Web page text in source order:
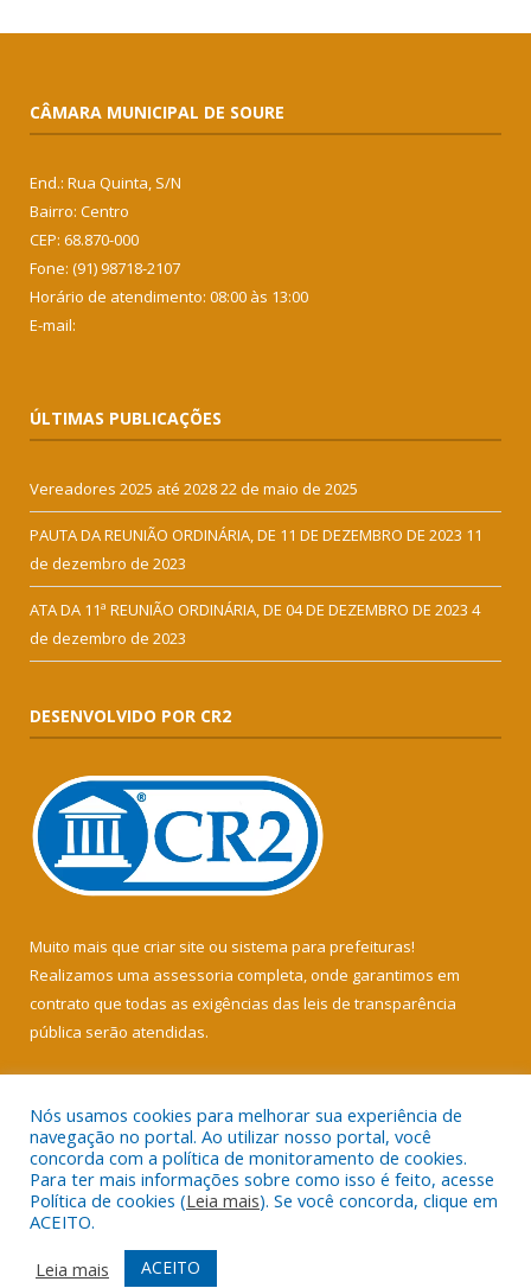
CÂMARA MUNICIPAL DE SOURE
End.: Rua Quinta, S/N
Bairro: Centro
CEP: 68.870-000
Fone: (91) 98718-2107
Horário de atendimento: 08:00 às 13:00
E-mail:
ÚLTIMAS PUBLICAÇÕES
Vereadores 2025 até 202822 de maio de 2025
PAUTA DA REUNIÃO ORDINÁRIA, DE 11 DE DEZEMBRO DE 2023 11
de dezembro de 2023
ATA DA 11ª REUNIÃO ORDINÁRIA, DE 04 DE DEZEMBRO DE 2023 4
de dezembro de 2023
DESENVOLVIDO POR CR2
Muito mais que criar site ou sistema para prefeituras!
Realizamos uma assessoria completa, onde garantimos em
contrato que todas as exigências das leis de transparência
pública serão atendidas.
Todos os direitos reservados a Câmara Municipal de Soure.
Mapa do Site
Acessar Área Administrativa
Nós usamos cookies para melhorar sua experiência de
navegação no portal. Ao utilizar nosso portal, você
concorda com a política de monitoramento de cookies.
Para ter mais informações sobre como isso é feito, acesse
Política de cookies (Leia mais). Se você concorda, clique em
ACEITO.
Leia mais
ACEITO